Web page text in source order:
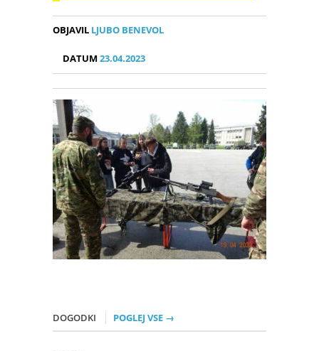
OBJAVIL LJUBO BENEVOL
DATUM23.04.2023
DOGODKI POGLEJ VSE →